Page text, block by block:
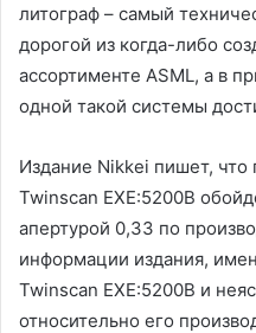
литограф – самый
дорогой из когда-либо
ассортименте ASML, а в
одной такой системы
Издание Nikkei пишет, что
Twinscan EXE:5200B
апертурой 0,33 по
информации издания,
Twinscan EXE:5200B и
относительно его